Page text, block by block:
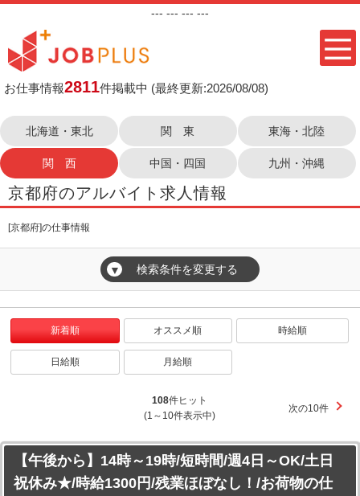
--- --- --- ---
お仕事情報2811件掲載中 (最終更新:2026/08/08)
北海道・東北 関 東 東海・北陸
関 西 中国・四国 九州・沖縄
京都府のアルバイト求人情報
[京都府]の仕事情報
▼ 検索条件を変更する
新着順 オススメ順 時給順
日給順 月給順
108件ヒット
(1～10件表示中)
次の10件
【午後から】14時～19時/短時間/週4日～OK/土日
祝休み★/時給1300円/残業ほぼなし！/お荷物の仕